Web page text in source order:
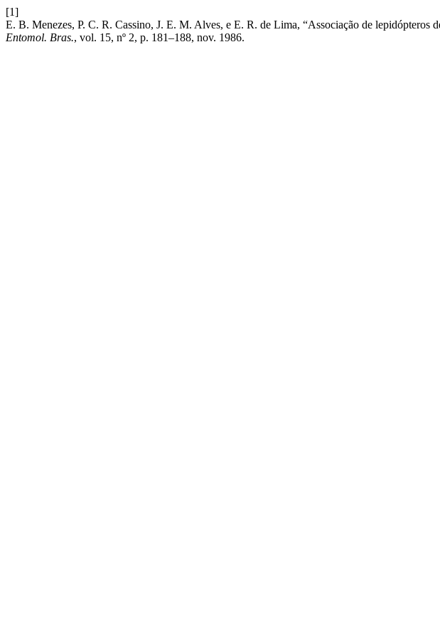
[1]
E. B. Menezes, P. C. R. Cassino, J. E. M. Alves, e E. R. de Lima, “Associação de lepidópteros
Entomol. Bras., vol. 15, nº 2, p. 181–188, nov. 1986.